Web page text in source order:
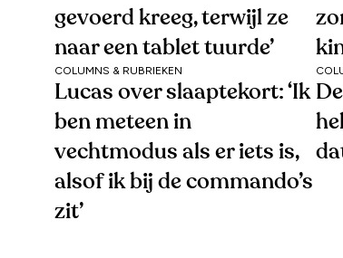
gevoerd kreeg, terwijl ze
naar een tablet tuurde’
COLUMNS & RUBRIEKEN
Lucas over slaaptekort: ‘Ik
ben meteen in
vechtmodus als er iets is,
alsof ik bij de commando’s
zit’